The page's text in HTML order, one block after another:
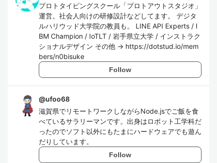
プロトタイピングスクール「プロトアウトスタジオ」
運営。社会人向けの研修設計などしてます。 デジタ
ルハリウッド大学院の教員も。 LINE API Experts / I
BM Champion / IoTLT / 岩手県立大学 / インストラク
ショナルデザイン その他 -> https://dotstud.io/mem
bers/n0bisuke
Follow
@ufoo68
滋賀県でリモートワークしながらNode.jsでご飯を食
べているサラリーマンです。出身はロボット工学科だ
ったのでソフト以外にもたまにハードウェアでも遊ん
だりしています。
Follow